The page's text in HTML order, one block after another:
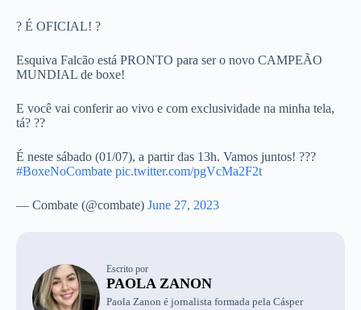
? É OFICIAL! ?
Esquiva Falcão está PRONTO para ser o novo CAMPEÃO
MUNDIAL de boxe!
E você vai conferir ao vivo e com exclusividade na minha tela,
tá? ??
É neste sábado (01/07), a partir das 13h. Vamos juntos! ???
#BoxeNoCombate pic.twitter.com/pgVcMa2F2t
— Combate (@combate) June 27, 2023
Escrito por
PAOLA ZANON
Paola Zanon é jornalista formada pela Cásper